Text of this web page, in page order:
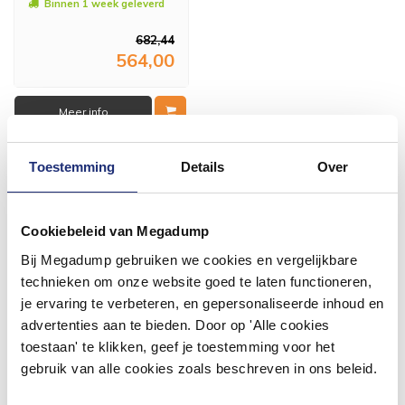
Toestemming Details Over
Cookiebeleid van Megadump
Bij Megadump gebruiken we cookies en vergelijkbare
technieken om onze website goed te laten functioneren,
je ervaring te verbeteren, en gepersonaliseerde inhoud en
advertenties aan te bieden. Door op 'Alle cookies
toestaan' te klikken, geef je toestemming voor het
gebruik van alle cookies zoals beschreven in ons beleid.
Binnen 1 week geleverd
682,44
564,00
Meer info
Tags
#mijndroombadkamer